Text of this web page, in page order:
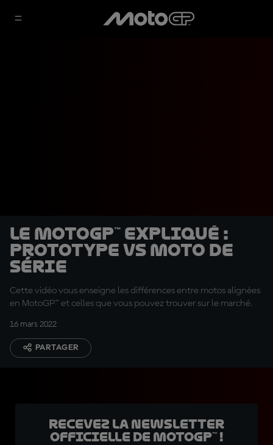
Le MotoGP™ expliqué :
Prototype vs moto de
série
Cette vidéo vous enseigne les différences entre motos alignées
en MotoGP™ et celles que vous pouvez trouver sur le marché.
16 mars 2022
PARTAGER
Recevez la Newsletter
officielle de MotoGP™ !